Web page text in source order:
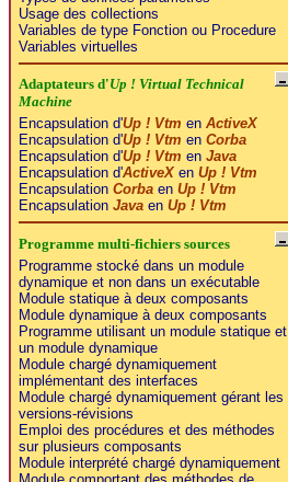
Usage des collections
Variables de type Fonction ou Procedure
Variables virtuelles
Adaptateurs d'Up ! Virtual Technical
Machine
Encapsulation d'Up ! Vtm en ActiveX
Encapsulation d'Up ! Vtm en Corba
Encapsulation d'Up ! Vtm en Java
Encapsulation d'ActiveXen Up ! Vtm
Encapsulation Corbaen Up ! Vtm
Encapsulation Javaen Up ! Vtm
Programme multi-fichiers sources
Programme stocké dans un module
dynamique et non dans un exécutable
Module statique à deux composants
Module dynamique à deux composants
Programme utilisant un module statique et
un module dynamique
Module chargé dynamiquement
implémentant des interfaces
Module chargé dynamiquement gérant les
versions-révisions
Emploi des procédures et des méthodes
sur plusieurs composants
Module interprété chargé dynamiquement